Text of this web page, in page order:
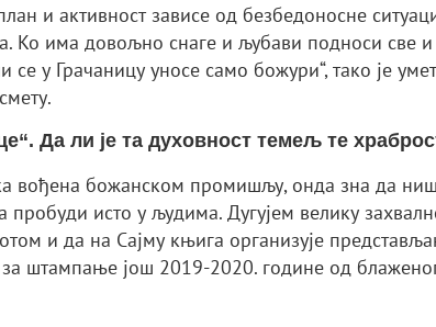
и активност зависе од безбедоносне
Ко има довољно снаге и љубави подноси све
у Грачаницу уносе само божури“, тако је
Да ли је та духовност темељ те
вођена божанском промишљу, онда зна да
исто у људима. Дугујем велику
и да на Сајму књига организује
штампање још 2019-2020. године од